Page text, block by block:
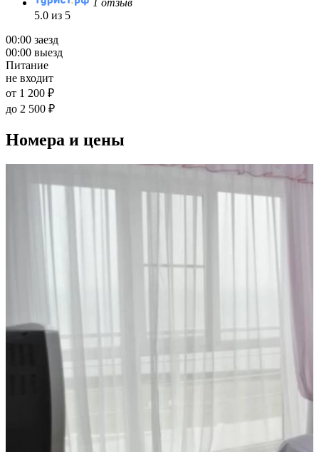
5.0 из 5
00:00 заезд
00:00 выезд
Питание
не входит
от 1 200 ₽
до 2 500 ₽
Номера и цены